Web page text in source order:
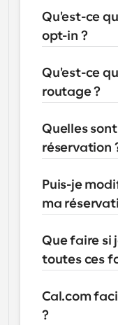
Qu'est-ce
opt-in ?
Qu'est-ce
routage ?
Quelles
réservation
Puis-je
ma
Que faire si
toutes ces
Cal.com
?